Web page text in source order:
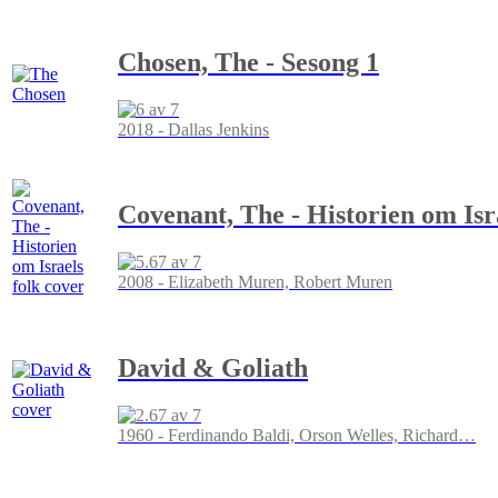
Chosen, The - Sesong 1
2018 - Dallas Jenkins
Covenant, The - Historien om
2008 - Elizabeth Muren, Robert Muren
David & Goliath
1960 - Ferdinando Baldi, Orson Welles, Richard…